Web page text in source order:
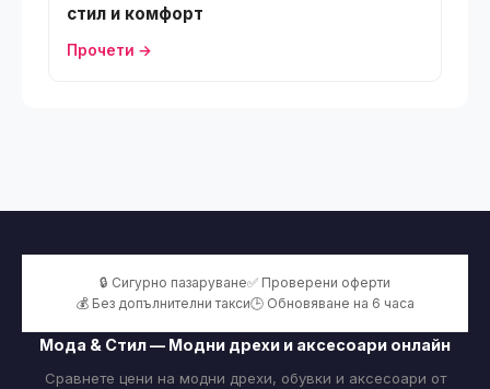
стил и комфорт
Прочети →
🔒 Сигурно пазаруване✅ Проверени оферти
💰 Без допълнителни такси🕒 Обновяване на 6 часа
Мода & Стил — Модни дрехи и аксесоари онлайн
Сравнете цени на модни дрехи, обувки и аксесоари от